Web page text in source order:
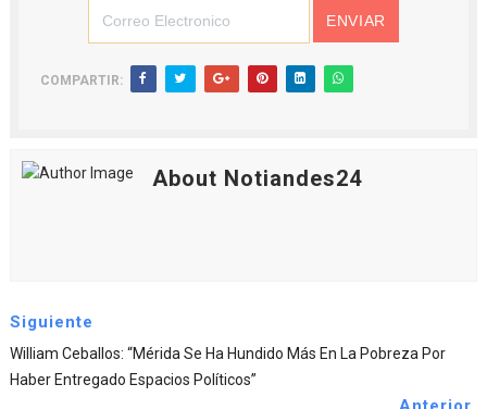
COMPARTIR:
About Notiandes24
Siguiente
William Ceballos: “Mérida Se Ha Hundido Más En La Pobreza Por
Haber Entregado Espacios Políticos”